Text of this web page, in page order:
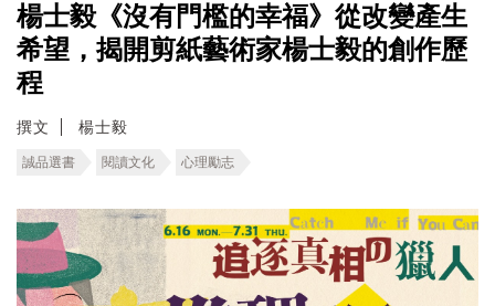
楊士毅《沒有門檻的幸福》從改變產生
希望，揭開剪紙藝術家楊士毅的創作歷
程
撰文 楊士毅
誠品選書 閱讀文化 心理勵志